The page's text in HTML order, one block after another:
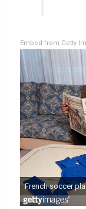
Embed from Getty